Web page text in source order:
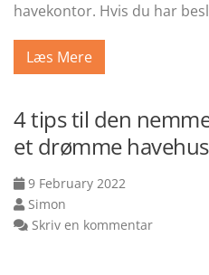
havekontor. Hvis du har
Læs Mere
4 tips til den
et drømme
9 February 2022
Simon
Skriv en kommentar